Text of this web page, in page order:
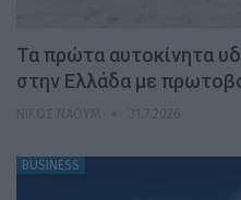
Τα πρώτα αυτοκίνητα
στην Ελλάδα με
BUSINESS